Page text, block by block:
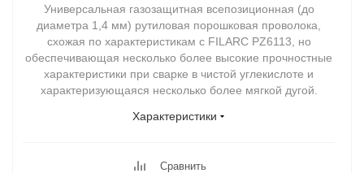
Универсальная газозащитная всепозиционная (до
диаметра 1,4 мм) рутиловая порошковая проволока,
схожая по характеристикам с FILARC PZ6113, но
обеспечивающая несколько более высокие прочностные
характеристики при сварке в чистой углекислоте и
характеризующаяся несколько более мягкой дугой.
Характеристики
Сравнить